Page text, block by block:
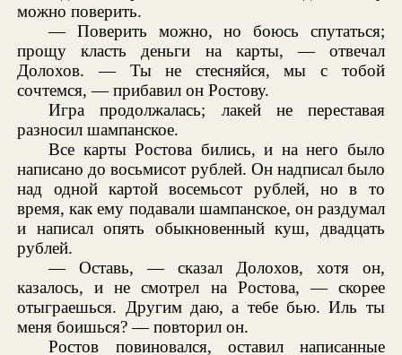
можно поверить.
— Поверить можно, но боюсь спутаться;
прощу класть деньги на карты, — отвечал
Долохов. — Ты не стесняйся, мы с тобой
сочтемся, — прибавил он Ростову.
Игра продолжалась; лакей не переставая
разносил шампанское.
Все карты Ростова бились, и на него было
написано до восьмисот рублей. Он надписал было
над одной картой восемьсот рублей, но в то
время, как ему подавали шампанское, он раздумал
и написал опять обыкновенный куш, двадцать
рублей.
— Оставь, — сказал Долохов, хотя он,
казалось, и не смотрел на Ростова, — скорее
отыграешься. Другим даю, а тебе бью. Иль ты
меня боишься? — повторил он.
Ростов повиновался, оставил написанные